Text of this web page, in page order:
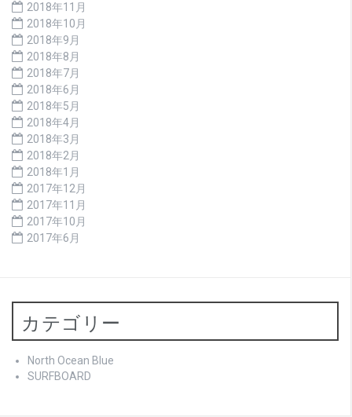
2018年11月
2018年10月
2018年9月
2018年8月
2018年7月
2018年6月
2018年5月
2018年4月
2018年3月
2018年2月
2018年1月
2017年12月
2017年11月
2017年10月
2017年6月
カテゴリー
North Ocean Blue
SURFBOARD